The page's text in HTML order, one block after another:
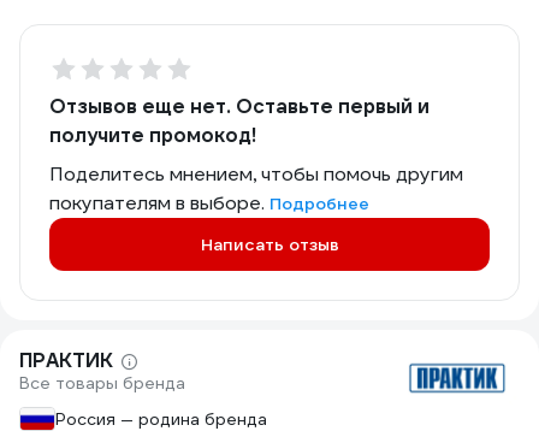
Отзывов еще нет. Оставьте первый и
получите промокод!
Поделитесь мнением, чтобы помочь другим
покупателям в выборе. Подробнее
Написать отзыв
ПРАКТИК
Все товары бренда
Россия — родина бренда